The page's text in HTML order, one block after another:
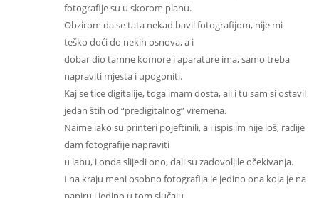
fotografije su u skorom planu.
Obzirom da se tata nekad bavil fotografijom, nije mi
teško doći do nekih osnova, a i
dobar dio tamne komore i aparature ima, samo treba
napraviti mjesta i upogoniti.
Kaj se tice digitalije, toga imam dosta, ali i tu sam si ostavil
jedan štih od “predigitalnog” vremena.
Naime iako su printeri pojeftinili, a i ispis im nije loš, radije
dam fotografije napraviti
u labu, i onda slijedi ono, dali su zadovoljile očekivanja.
I na kraju meni osobno fotografija je jedino ona koja je na